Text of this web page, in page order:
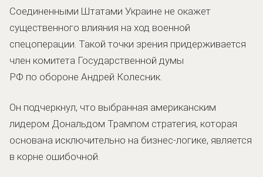
Соединенными Штатами Украине не окажет
существенного влияния на ход военной
спецоперации. Такой точки зрения придерживается
член комитета Государственной думы
РФ по обороне Андрей Колесник.
Он подчеркнул, что выбранная американским
лидером Дональдом Трампом стратегия, которая
основана исключительно на бизнес-логике, является
в корне ошибочной.